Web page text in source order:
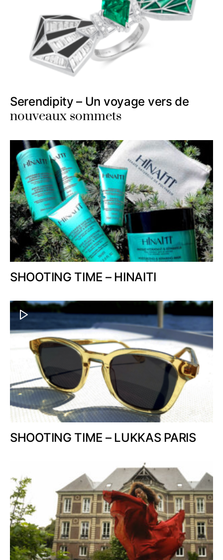
Serendipity – Un voyage vers de
nouveaux sommets
SHOOTING TIME – HINAITI
SHOOTING TIME – LUKKAS PARIS